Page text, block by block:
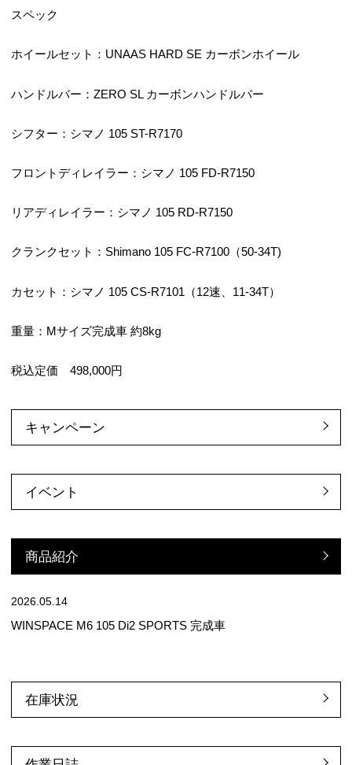
スペック
ホイールセット：UNAAS HARD SE カーボンホイール
ハンドルバー：ZERO SL カーボンハンドルバー
シフター：シマノ 105 ST-R7170
フロントディレイラー：シマノ 105 FD-R7150
リアディレイラー：シマノ 105 RD-R7150
クランクセット：Shimano 105 FC-R7100（50-34T)
カセット：シマノ 105 CS-R7101（12速、11-34T）
重量：Mサイズ完成車 約8kg
税込定価 498,000円
キャンペーン
イベント
商品紹介
2026.05.14
WINSPACE M6 105 Di2 SPORTS 完成車
在庫状況